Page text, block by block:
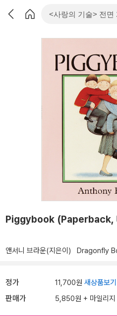
Piggybook (Paperback,
앤서니 브라운(지은이) Dragonfly
정가 11,700원 새상품보기
판매가 5,850원 + 마일리